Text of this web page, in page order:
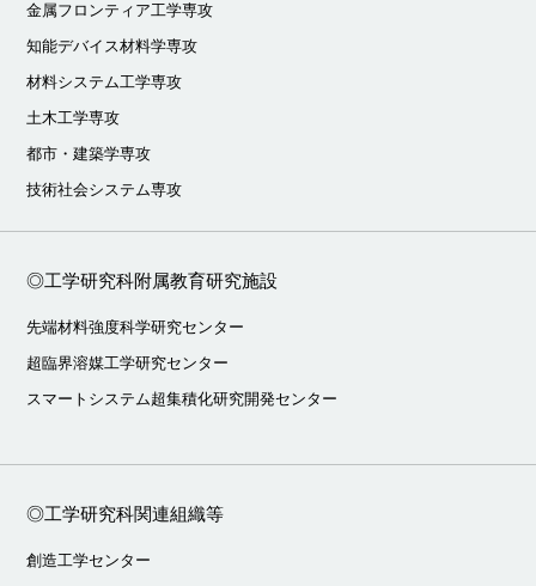
金属フロンティア工学専攻
知能デバイス材料学専攻
材料システム工学専攻
土木工学専攻
都市・建築学専攻
技術社会システム専攻
◎工学研究科附属教育研究施設
先端材料強度科学研究センター
超臨界溶媒工学研究センター
スマートシステム超集積化研究開発センター
◎工学研究科関連組織等
創造工学センター